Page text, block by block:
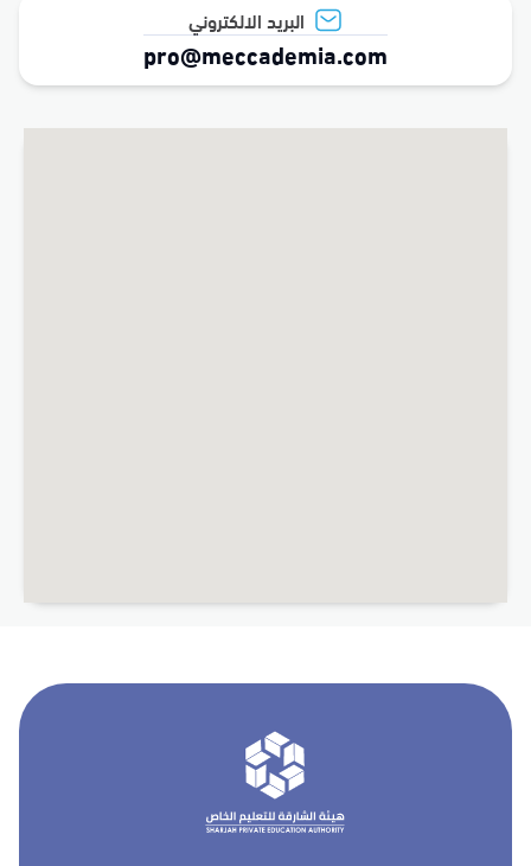
البريد الالكتروني
pro@meccademia.com